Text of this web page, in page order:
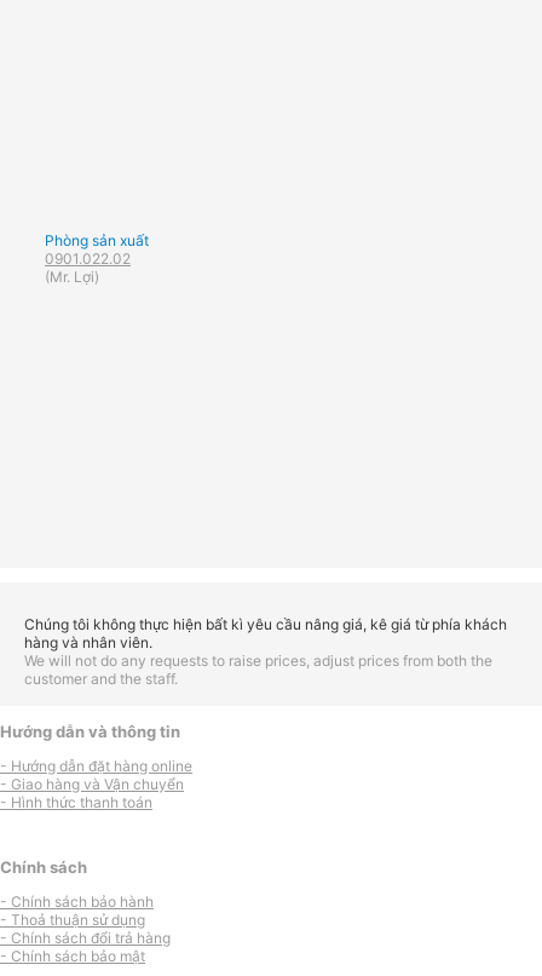
Phòng sản xuất
0901.022.02
(Mr. Lợi)
Chúng tôi không thực hiện bất kì yêu cầu nâng giá, kê giá từ phía khách
hàng và nhân viên.
We will not do any requests to raise prices, adjust prices from both the
customer and the staff.
Hướng dẫn và thông tin
- Hướng dẫn đặt hàng online
- Giao hàng và Vận chuyển
- Hình thức thanh toán
Chính sách
- Chính sách bảo hành
- Thoả thuận sử dụng
- Chính sách đổi trả hàng
- Chính sách bảo mật